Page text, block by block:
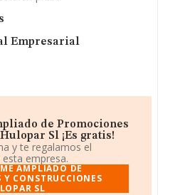
Empresarial
de Promociones
Sl ¡Es gratis!
y te regalamos el
empresa.
AMPLIADO DE
Y CONSTRUCCIONES
SL